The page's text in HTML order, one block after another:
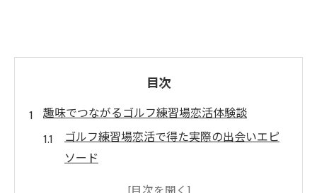
目次
趣味でつながるゴルフ練習場恋活体験談
ゴルフ練習場恋活で得た実際の出会いエピ
ソード
趣味を通じたゴルフ練習場恋活の魅力とは